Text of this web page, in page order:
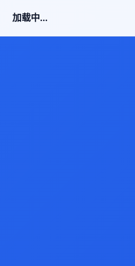
加载中...